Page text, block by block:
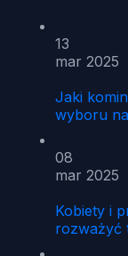
13
mar 2025
Jaki
wyboru
08
mar 2025
Kobiety i
rozważyć